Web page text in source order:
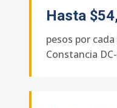
Hasta
pesos por
Constancia